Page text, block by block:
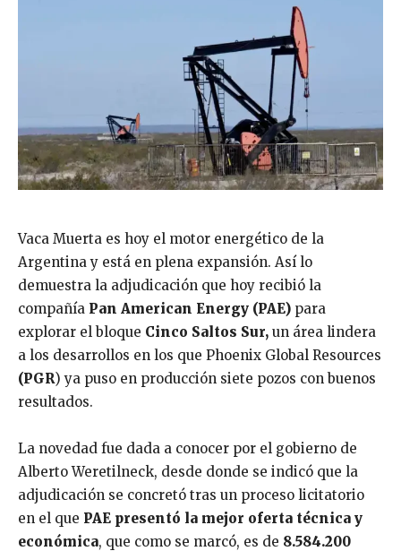
Vaca Muerta es hoy el motor energético de la
Argentina y está en plena expansión. Así lo
demuestra la adjudicación que hoy recibió la
compañía Pan American Energy (PAE) para
explorar el bloque Cinco Saltos Sur, un área lindera
a los desarrollos en los que Phoenix Global Resources
(PGR) ya puso en producción siete pozos con buenos
resultados.
La novedad fue dada a conocer por el gobierno de
Alberto Weretilneck, desde donde se indicó que la
adjudicación se concretó tras un proceso licitatorio
en el que PAE presentó la mejor oferta técnica y
económica, que como se marcó, es de 8.584.200